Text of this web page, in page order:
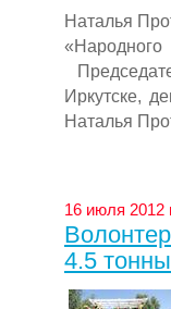
Наталья
Иркутске,
Наталья
16 июля 2012
4.5